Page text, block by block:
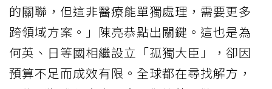
的關聯，但這非醫療能單獨處理，需要更多
跨領域方案。」陳亮恭點出關鍵。這也是為
何英、日等國相繼設立「孤獨大臣」，卻因
預算不足而成效有限。全球都在尋找解方，